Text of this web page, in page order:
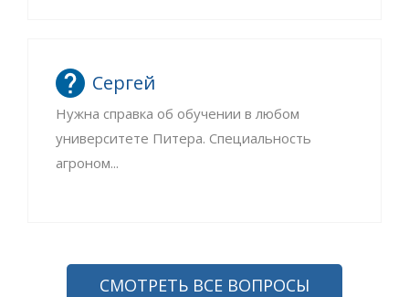
Сергей
Нужна справка об обучении в любом
университете Питера. Специальность
агроном...
СМОТРЕТЬ ВСЕ ВОПРОСЫ